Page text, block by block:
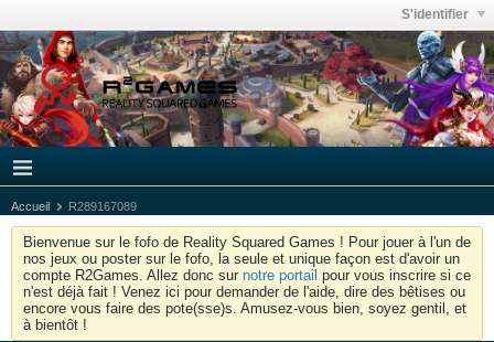
S'identifier
Accueil R289167089
Bienvenue sur le fofo de Reality Squared Games ! Pour jouer à l'un de
nos jeux ou poster sur le fofo, la seule et unique façon est d'avoir un
compte R2Games. Allez donc sur notre portail pour vous inscrire si ce
n'est déjà fait ! Venez ici pour demander de l'aide, dire des bêtises ou
encore vous faire des pote(sse)s. Amusez-vous bien, soyez gentil, et
à bientôt !